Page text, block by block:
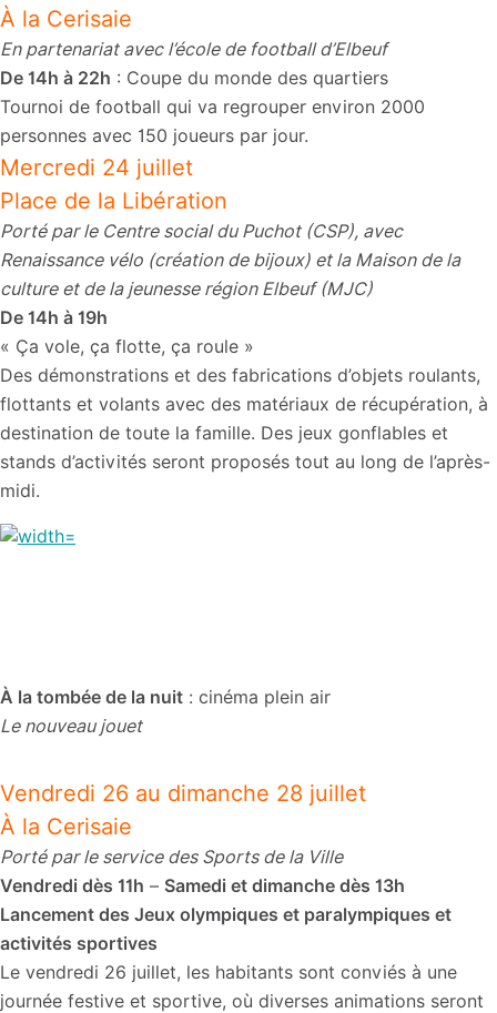
À la Cerisaie
En partenariat avec l’école de football d’Elbeuf
De 14h à 22h : Coupe du monde des quartiers
Tournoi de football qui va regrouper environ 2000
personnes avec 150 joueurs par jour.
Mercredi 24 juillet
Place de la Libération
Porté par le Centre social du Puchot (CSP), avec
Renaissance vélo (création de bijoux) et la Maison de la
culture et de la jeunesse région Elbeuf (MJC)
De 14h à 19h
« Ça vole, ça flotte, ça roule »
Des démonstrations et des fabrications d’objets roulants,
flottants et volants avec des matériaux de récupération, à
destination de toute la famille. Des jeux gonflables et
stands d’activités seront proposés tout au long de l’après-
midi.
À la tombée de la nuit : cinéma plein air
Le nouveau jouet
Vendredi 26 au dimanche 28 juillet
À la Cerisaie
Porté par le service des Sports de la Ville
Vendredi dès 11h – Samedi et dimanche dès 13h
Lancement des Jeux olympiques et paralympiques et
activités sportives
Le vendredi 26 juillet, les habitants sont conviés à une
journée festive et sportive, où diverses animations seront